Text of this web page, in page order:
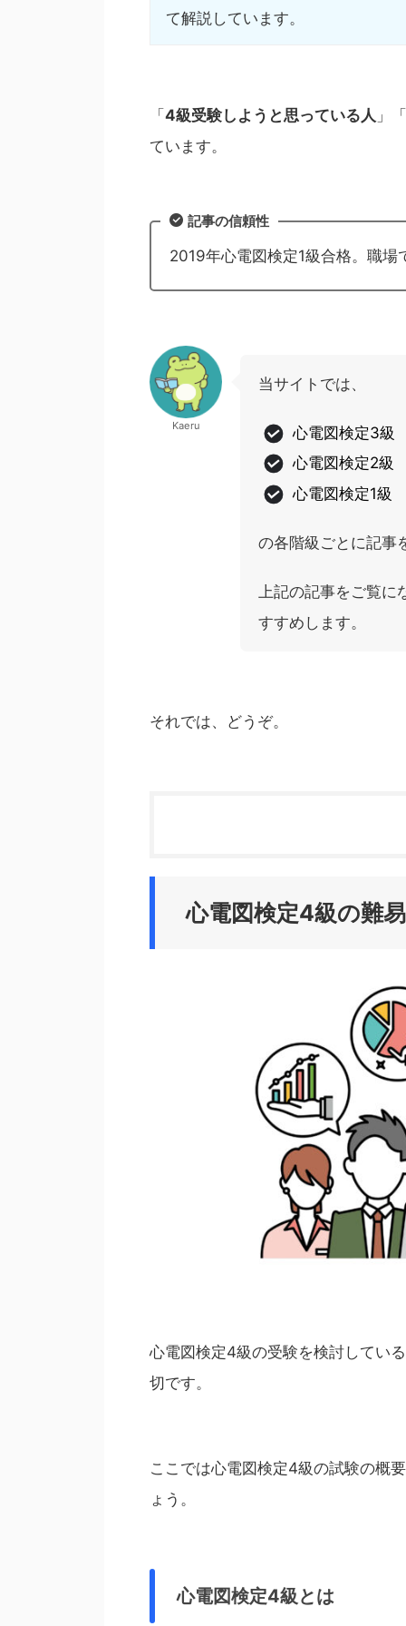
て解説しています。
「 4級受験しようと思っている人 」「
ています。
記事の信頼性
2019年心電図検定1級合格。職
Kaeru
当サイトでは、
心電図検定3級
心電図検定2級
心電図検定1級
の各階級ごとに記事
上記の記事をご覧
すすめします。
それでは、どうぞ。
心電図検定4級の難
心電図検定4級の受験を検討してい
切です。
ここでは心電図検定4級の試験の概
ょう。
心電図検定4級とは